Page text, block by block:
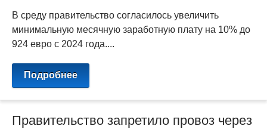
В среду правительство согласилось увеличить
минимальную месячную заработную плату на 10% до
924 евро с 2024 года....
Подробнее
Правительство запретило провоз через